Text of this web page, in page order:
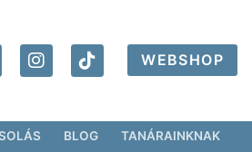
WEBSHOP
BLOG
TANÁRAINKNAK